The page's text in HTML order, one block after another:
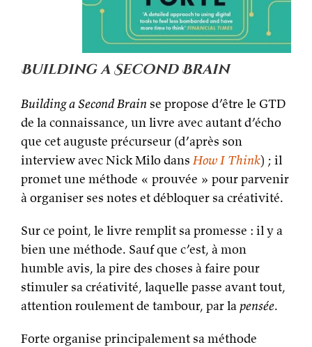
Building a Second Brain
Building a Second Brain se propose d’être le GTD
de la connaissance, un livre avec autant d’écho
que cet auguste précurseur (d’après son
interview avec Nick Milo dans How I Think) ; il
promet une méthode « prouvée » pour parvenir
à organiser ses notes et débloquer sa créativité.
Sur ce point, le livre remplit sa promesse : il y a
bien une méthode. Sauf que c’est, à mon
humble avis, la pire des choses à faire pour
stimuler sa créativité, laquelle passe avant tout,
attention roulement de tambour, par lapensée.
Forte organise principalement sa méthode